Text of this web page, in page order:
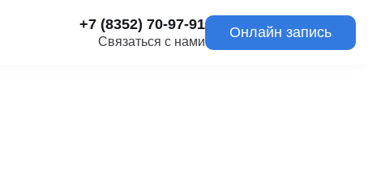
+7 (8352) 70-97-91
Связаться с нами
Онлайн запись